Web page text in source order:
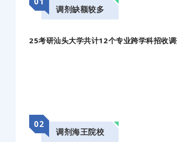
调剂缺额较多
25考研汕头大学共计12个专业跨学科招收
02
调剂海王院校